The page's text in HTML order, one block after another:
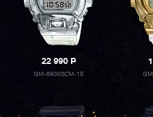
22 990P
GM-6900SCM-1E